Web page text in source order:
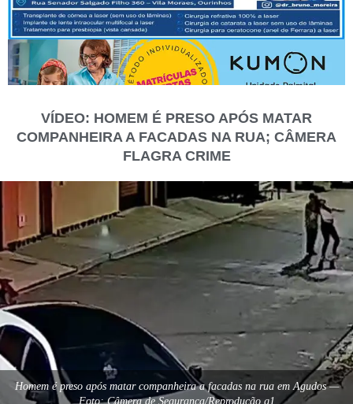
VÍDEO: HOMEM É PRESO APÓS MATAR
COMPANHEIRA A FACADAS NA RUA; CÂMERA
FLAGRA CRIME
Homem é preso após matar companheira a facadas na rua em Agudos —
Foto: Câmera de Segurança/Reprodução g1